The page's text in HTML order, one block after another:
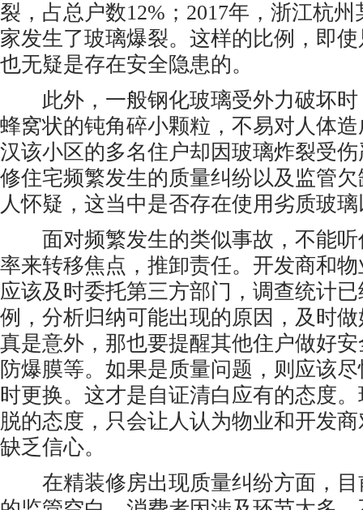
裂，占总户数12%；2017年，浙江杭
家发生了玻璃爆裂。这样的比例，即
也无疑是存在安全隐患的。
此外，一般钢化玻璃受外力破坏时
蜂窝状的钝角碎小颗粒，不易对人体
汉该小区的多名住户却因玻璃炸裂受
修住宅频繁发生的质量纠纷以及监管
人怀疑，这当中是否存在使用劣质玻
面对频繁发生的类似事故，不能听
率来转移焦点，推卸责任。开发商和
应该及时委托第三方部门，调查统计
例，分析归纳可能出现的原因，及时
真是意外，那也要提醒其他住户做好
防爆膜等。如果是质量问题，则应该
时更换。这才是自证清白应有的态度
脱的态度，只会让人认为物业和开发
缺乏信心。
在精装修房出现质量纠纷方面，目